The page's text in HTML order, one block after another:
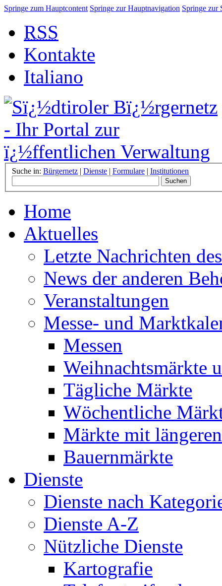
Springe zum Hauptcontent Springe zur Hauptnavigation Springe zur
RSS
Kontakte
Italiano
Suche in: Bürgernetz | Dienste | Formulare | Institutionen
Home
Aktuelles
Letzte Nachrichten
News der anderen
Veranstaltungen
Messe- und
Messen
Weihnachtsmärkte
Tägliche Märkte
Wöchentliche
Märkte mit
Bauernmärkte
Dienste
Dienste nach
Dienste A-Z
Nützliche Dienste
Kartografie